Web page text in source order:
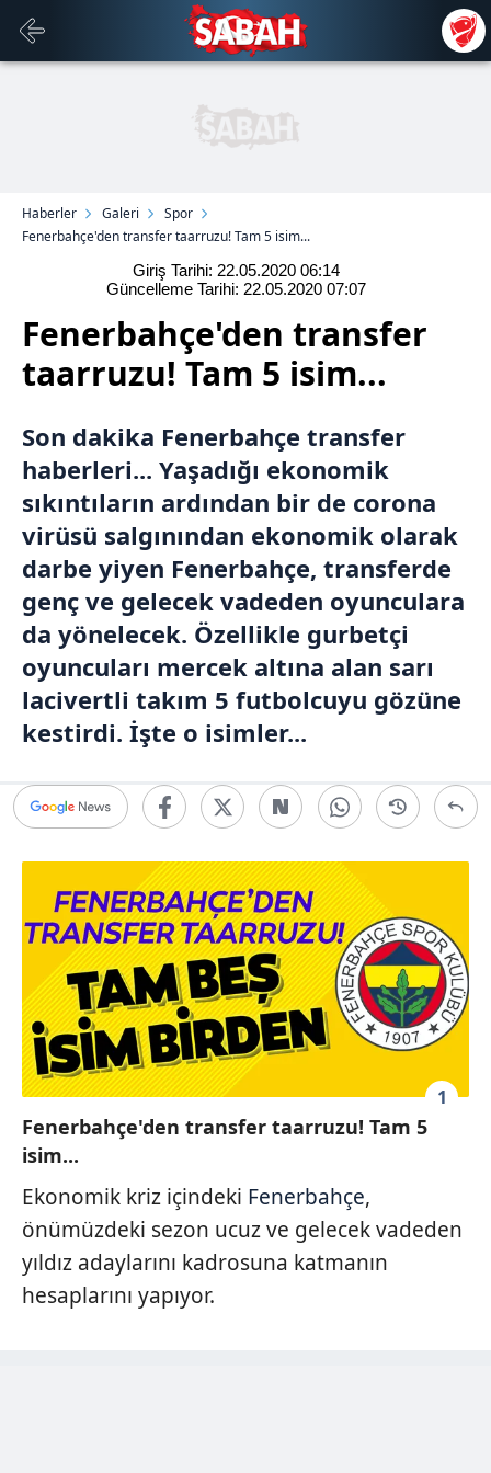
Haberler Galeri
Spor
Fenerbahçe'den transfer taarruzu! Tam 5 isim...
Giriş Tarihi: 22.05.2020 06:14
Güncelleme Tarihi: 22.05.2020 07:07
Fenerbahçe'den transfer
taarruzu! Tam 5 isim...
Son dakika Fenerbahçe transfer
haberleri... Yaşadığı ekonomik
sıkıntıların ardından bir de corona
virüsü salgınından ekonomik olarak
darbe yiyen Fenerbahçe, transferde
genç ve gelecek vadeden oyunculara
da yönelecek. Özellikle gurbetçi
oyuncuları mercek altına alan sarı
lacivertli takım 5 futbolcuyu gözüne
kestirdi. İşte o isimler...
1
Fenerbahçe'den transfer taarruzu! Tam 5
isim...
Ekonomik kriz içindeki Fenerbahçe,
önümüzdeki sezon ucuz ve gelecek vadeden
yıldız adaylarını kadrosuna katmanın
hesaplarını yapıyor.